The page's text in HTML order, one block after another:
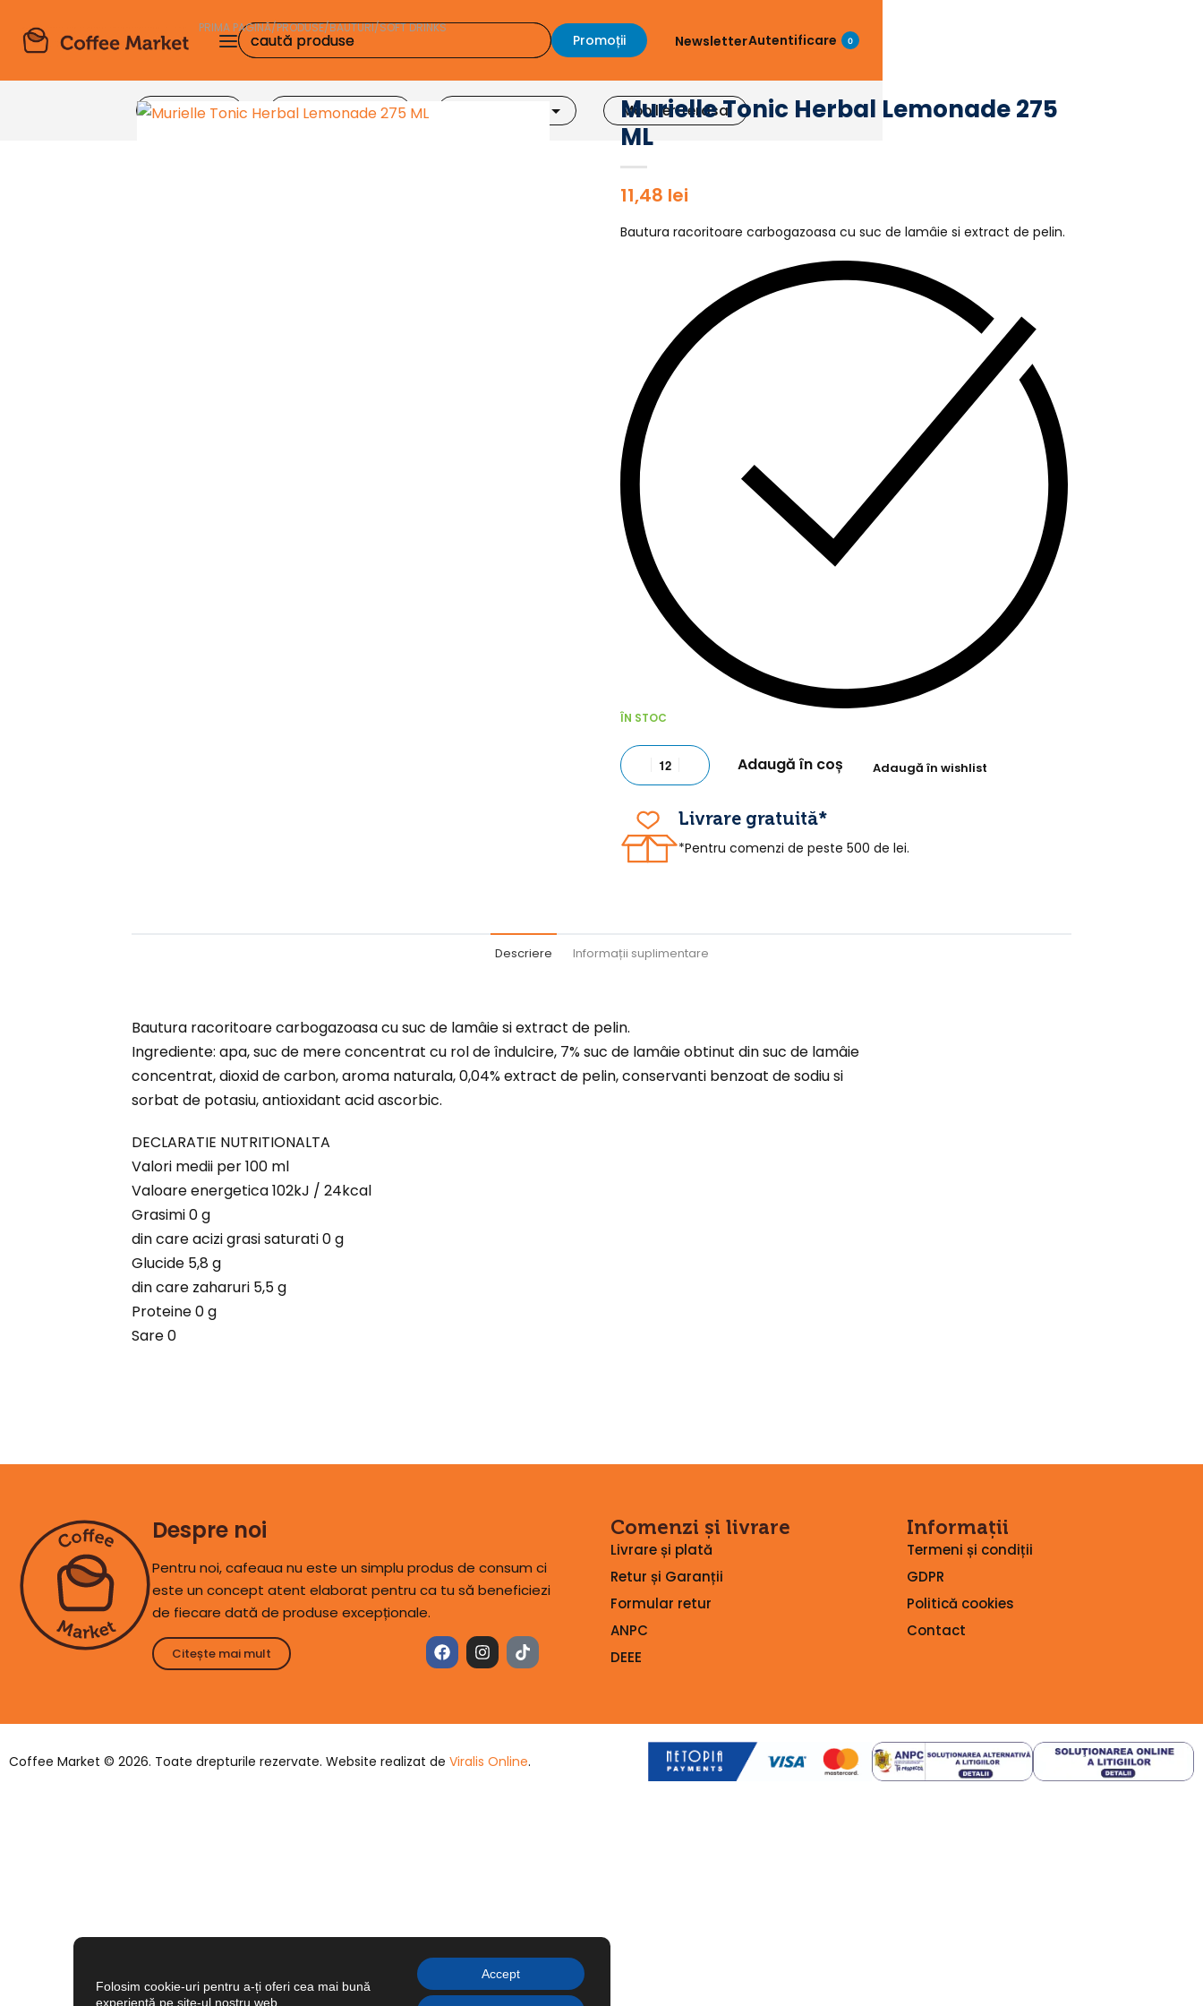
Promoții NewsletterAutentificare 0
Produse Echipamente Mobilier Terasa
PRIMA PAGINĂ/PRODUSE/BAUTURI/SOFT DRINKS
Murielle Tonic Herbal Lemonade 275
ML
11,48 lei
Bautura racoritoare carbogazoasa cu suc de lamâie si extract de pelin.
ÎN STOC
Adaugă în coș Adaugă în wishlist
Livrare gratuită*
*Pentru comenzi de peste 500 de lei.
Descriere Informații suplimentare
Bautura racoritoare carbogazoasa cu suc de lamâie si extract de pelin.
Ingrediente: apa, suc de mere concentrat cu rol de îndulcire, 7% suc de lamâie obtinut din suc de lamâie
concentrat, dioxid de carbon, aroma naturala, 0,04% extract de pelin, conservanti benzoat de sodiu si
sorbat de potasiu, antioxidant acid ascorbic.
DECLARATIE NUTRITIONALTA
Valori medii per 100 ml
Valoare energetica 102kJ / 24kcal
Grasimi 0 g
din care acizi grasi saturati 0 g
Glucide 5,8 g
din care zaharuri 5,5 g
Proteine 0 g
Sare 0
Despre noi
Pentru noi, cafeaua nu este un simplu produs de consum ci
este un concept atent elaborat pentru ca tu să beneficiezi
de fiecare dată de produse excepționale.
Citește mai mult
Comenzi și livrare
Livrare și plată
Retur și Garanții
Formular retur
ANPC
DEEE
Informații
Termeni și condiții
GDPR
Politică cookies
Contact
Coffee Market © 2026. Toate drepturile rezervate. Website realizat de Viralis Online.
Folosim cookie-uri pentru a-ți oferi cea mai bună
experiență pe site-ul nostru web.
Accept